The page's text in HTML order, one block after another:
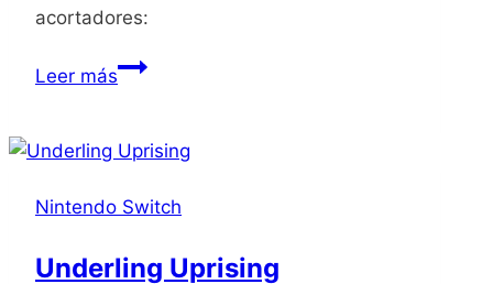
acortadores:
Leer másBō
The
Lotus
Nintendo Switch
Underling Uprising